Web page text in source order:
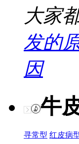
大家
发的
因
牛
寻常型 红皮病